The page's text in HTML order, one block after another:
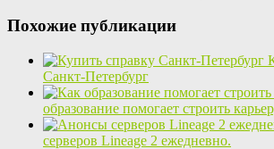
Похожие публикации
Санкт-Петербург
образование помогает строить
серверов Lineage 2 ежедневно.